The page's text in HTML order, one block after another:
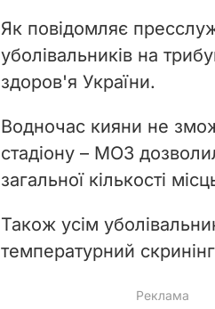
Як повідомляє
уболівальників на
здоров'я України.
Водночас кияни не
стадіону – МОЗ
загальної кількості
Також усім
температурний